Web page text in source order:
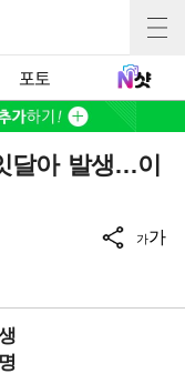
포토
달아 발생…이
가가